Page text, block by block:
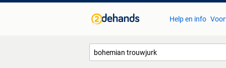
Help en info